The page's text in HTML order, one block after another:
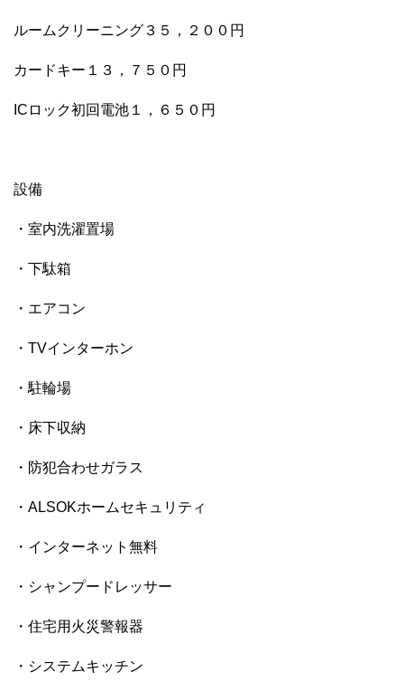
ルームクリーニング３５，２００円
カードキー１３，７５０円
ICロック初回電池１，６５０円
設備
・室内洗濯置場
・下駄箱
・エアコン
・TVインターホン
・駐輪場
・床下収納
・防犯合わせガラス
・ALSOKホームセキュリティ
・インターネット無料
・シャンプードレッサー
・住宅用火災警報器
・システムキッチン